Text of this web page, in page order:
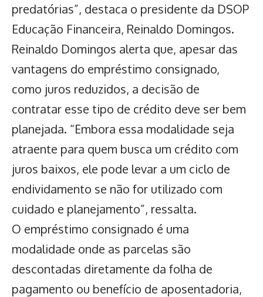
predatórias”, destaca o presidente da DSOP
Educação Financeira, Reinaldo Domingos.
Reinaldo Domingos alerta que, apesar das
vantagens do empréstimo consignado,
como juros reduzidos, a decisão de
contratar esse tipo de crédito deve ser bem
planejada. “Embora essa modalidade seja
atraente para quem busca um crédito com
juros baixos, ele pode levar a um ciclo de
endividamento se não for utilizado com
cuidado e planejamento”, ressalta.
O empréstimo consignado é uma
modalidade onde as parcelas são
descontadas diretamente da folha de
pagamento ou benefício de aposentadoria,